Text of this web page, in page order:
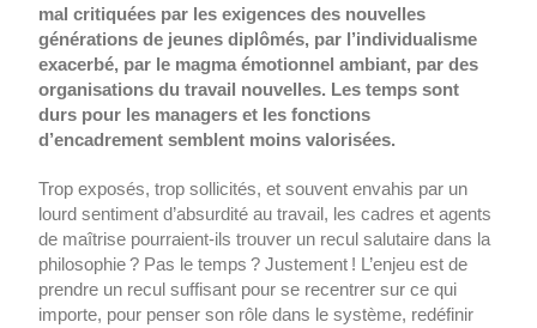
mal critiquées par les exigences des nouvelles
générations de jeunes diplômés, par l’individualisme
exacerbé, par le magma émotionnel ambiant, par des
organisations du travail nouvelles. Les temps sont
durs pour les managers et les fonctions
d’encadrement semblent moins valorisées.
Trop exposés, trop sollicités, et souvent envahis par un
lourd sentiment d’absurdité au travail, les cadres et agents
de maîtrise pourraient-ils trouver un recul salutaire dans la
philosophie ? Pas le temps ? Justement ! L’enjeu est de
prendre un recul suffisant pour se recentrer sur ce qui
importe, pour penser son rôle dans le système, redéfinir